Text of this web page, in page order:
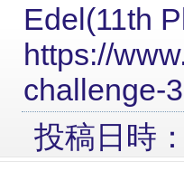
Edel(11th
https://
challenge-
投稿日時